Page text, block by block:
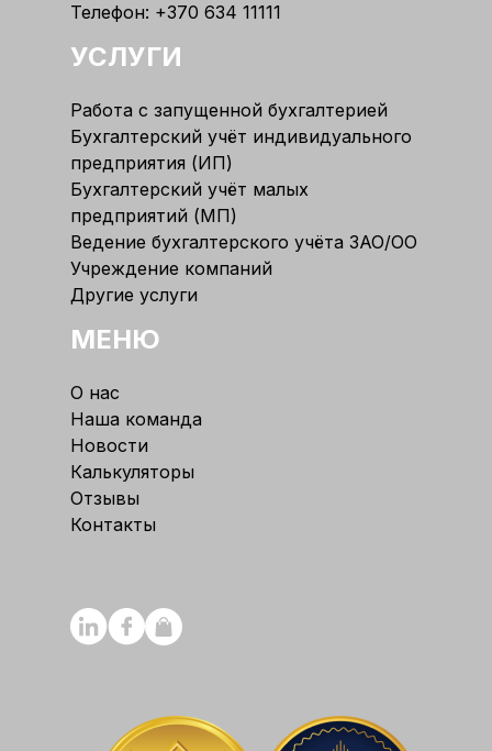
Телефон: +370 634 11111
УСЛУГИ
Работа с запущенной бухгалтерией
Бухгалтерский учёт индивидуального
предприятия (ИП)
Бухгалтерский учёт малых
предприятий (МП)
Ведение бухгалтерского учёта ЗАО/ОО
Учреждение компаний
Другие услуги
МЕНЮ
О нас
Наша команда
Новости
Калькуляторы
Отзывы
Контакты